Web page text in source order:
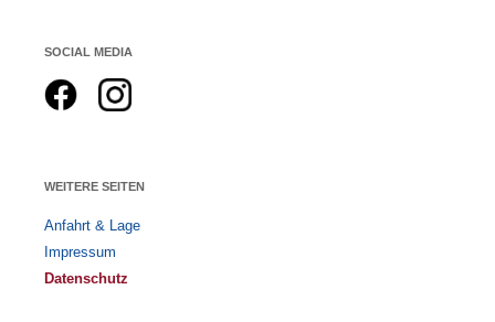
SOCIAL MEDIA
WEITERE SEITEN
Anfahrt & Lage
Impressum
Datenschutz